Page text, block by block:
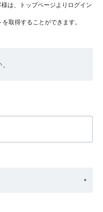
は、トップページよりログイン
取得することができます。